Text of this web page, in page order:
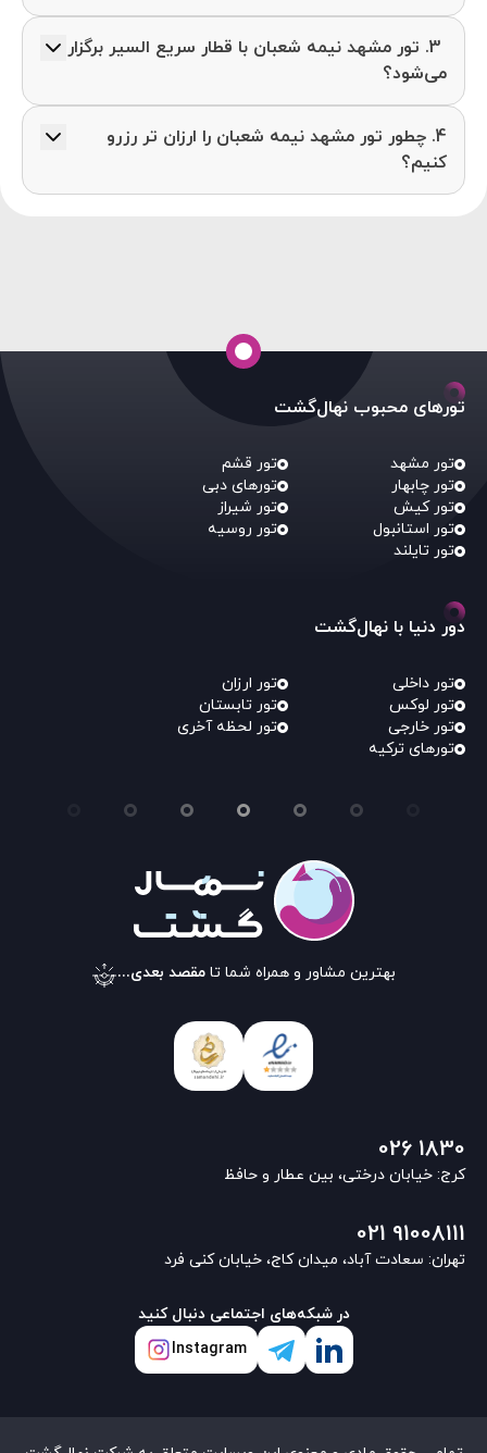
خیر، تور مشهد نیمه شعبان حدود 5 تا 10 درصد بیشتر از
تورهای مشهد در روز های معمولی است.
3. تور مشهد نیمه شعبان با قطار سریع السیر برگزار
می‌شود؟
خیر. در کل تور های مشهد با قطار سریع السیر دیگر در
دسترس نیستند.
4. چطور تور مشهد نیمه شعبان را ارزان تر رزرو
کنیم؟
بهتر است برای رزرو بهترین پکیج ها با قیمت مناسب،
تورهای محبوب نهال‌گشت
تور مشهد
تور قشم
تور چابهار
تورهای دبی
تور کیش
تور شیراز
تور استانبول
تور روسیه
تور تایلند
دور دنیا با نهال‌گشت
تور داخلی
تور ارزان
تور لوکس
تور تابستان
تور خارجی
تور لحظه آخری
تورهای ترکیه
بهترین مشاور و همراه شما تا مقصد بعدی...
026 1830
کرج: خیابان درختی، بین عطار و حافظ
021 91008111
تهران: سعادت آباد، میدان کاج، خیابان کنی فرد
در شبکه‌های اجتماعی دنبال کنید
Instagram